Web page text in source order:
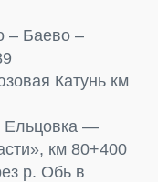
– Баево –
Катунь км
Ельцовка —
км 80+400
р. Обь в